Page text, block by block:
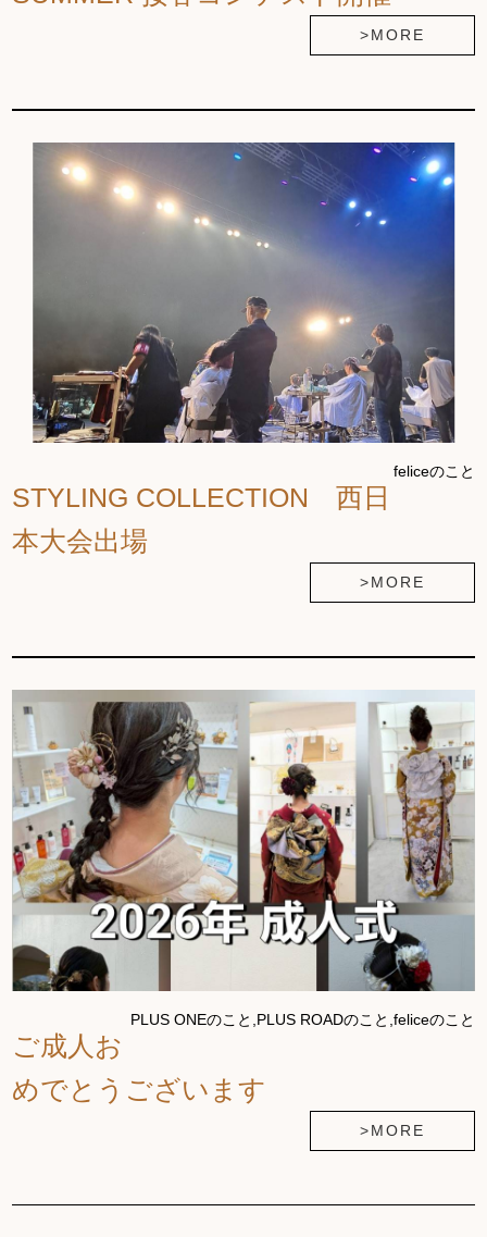
>MORE
feliceのこと
STYLING COLLECTION 西日
本大会出場
>MORE
PLUS ONEのこと,PLUS ROADのこと,feliceのこと
ご成人お
めでとうございます
>MORE